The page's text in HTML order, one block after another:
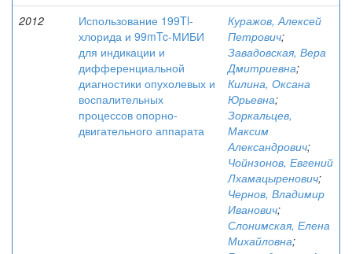
2012
Использование 199Tl-
хлорида и 99mTc-МИБИ
для индикации и
дифференциальной
диагностики опухолевых и
воспалительных
процессов опорно-
двигательного аппарата
Куражов, Алексей
Петрович;
Завадовская, Вера
Дмитриевна;
Килина, Оксана
Юрьевна;
Зоркальцев,
Максим
Александрович;
Чойнзонов, Евгений
Лхамацыренович;
Чернов, Владимир
Иванович;
Слонимская, Елена
Михайловна;